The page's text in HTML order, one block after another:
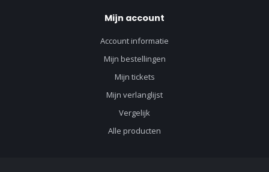
Mijn account
Account informatie
Mijn bestellingen
Mijn tickets
Mijn verlanglijst
Vergelijk
Alle producten